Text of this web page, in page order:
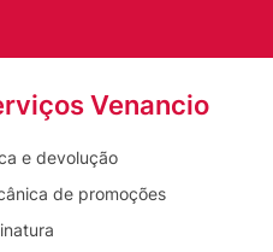
Venancio
e devolução
de promoções